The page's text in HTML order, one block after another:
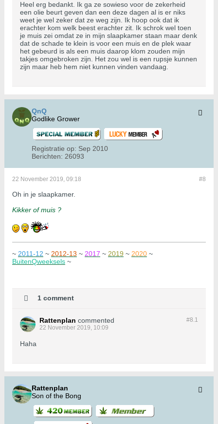
Heel erg bedankt. Ik ga ze sowieso voor de zekerheid
een olie beurt geven dan een deze dagen al is er niks
weet je wel zeker dat ze weg zijn. Ik hoop ook dat ik
erachter kom welk beest erachter zit. Ik schrok wel toen
je muis zei omdat ze in mijn slaapkamer staan maar denk
dat de schade te klein is voor een muis en de plek waar
het gebeurd is als een muis daarop klom zouden mijn
takjes omgebroken zijn. Het zou wel is een rupsje kunnen
zijn maar heb hem niet kunnen vinden vandaag.
QnQ
Godlike Grower
Registratie op: Sep 2010
Berichten: 26093
#8
22 November 2019, 09:18
Oh in je slaapkamer.
Kikker of muis ?
~ 2011-12 ~ 2012-13 ~ 2017 ~ 2019 ~ 2020 ~
BuitenQweeksels ~
1 comment
#8.1
Rattenplan commented
22 November 2019, 10:09
Haha
Rattenplan
Son of the Bong